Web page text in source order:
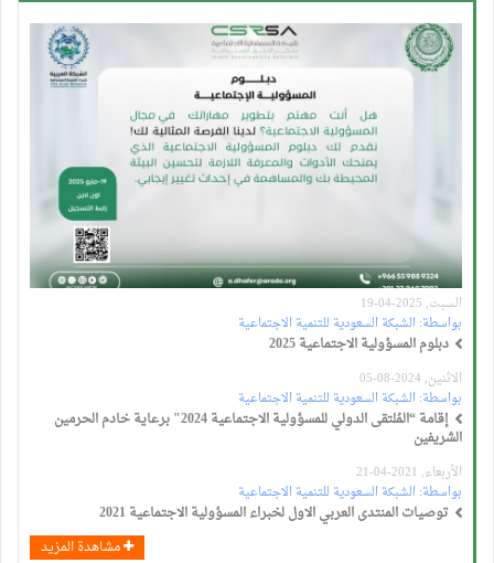
السبت, 2025-04-19
بواسطة:الشبكة السعودية للتنمية الاجتماعية
دبلوم المسؤولية الاجتماعية 2025
الاثنين, 2024-08-05
بواسطة:الشبكة السعودية للتنمية الاجتماعية
إقامة “المُلتقى الدولي للمسؤولية الاجتماعية 2024" برعاية خادم الحرمين
الشريفين
الأربعاء, 2021-04-21
بواسطة:الشبكة السعودية للتنمية الاجتماعية
توصيات المنتدى العربي الاول لخبراء المسؤولية الاجتماعية 2021
مشاهدة المزيد